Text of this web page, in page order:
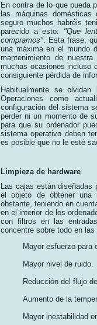
En contra de lo que pueda
las máquinas
seguro muchos habréis
parecido a esto: "Que
compramos". Esta frase,
una máxima en el mundo
mantenimiento de
muchas ocasiones incluso
consiguiente pérdida de
Habitualmente se
Operaciones como
configuración del sistema
perder ni un momento de
para que su ordenador
sistema operativo deben
es posible que no le esté
Limpieza de hardware
Las cajas están diseñadas
el objeto de obtener una
obstante, teniendo en
en el interior de los
con filtros en las
concentre sobre todo en
Mayor esfuerzo para
Mayor nivel de ruido.
Reducción del flujo
Aumento de la
Mayor inestabilidad